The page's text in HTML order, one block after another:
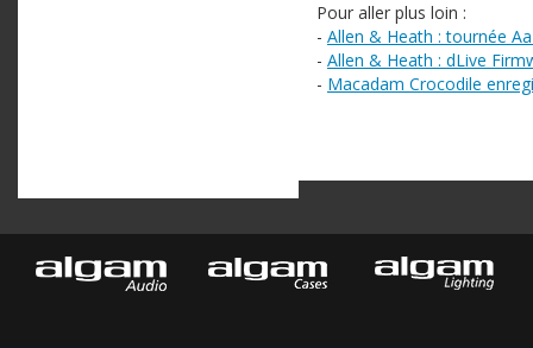
Pour aller plus loin :
- Allen & Heath : tournée
- Allen & Heath : dLive
- Macadam Crocodile